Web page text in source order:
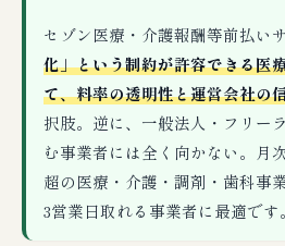
セゾン医療・介護報酬等前払い
化」という制約が許容できる医
て、料率の透明性と運営会社の
択肢。逆に、一般法人・フリー
む事業者には全く向かない。月
超の医療・介護・調剤・歯科事
3営業日取れる事業者に最適です。